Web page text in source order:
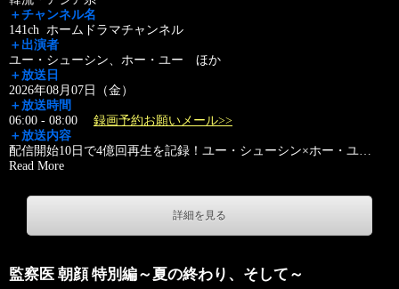
＋チャンネル名
141ch ホームドラマチャンネル
＋出演者
ユー・シューシン、ホー・ユー ほか
＋放送日
2026年08月07日（金）
＋放送時間
06:00 - 08:00 録画予約お願いメール>>
＋放送内容
配信開始10日で4億回再生を記録！ユー・シューシン×ホー・ユ…
Read More
詳細を見る
監察医 朝顔 特別編～夏の終わり、そして～